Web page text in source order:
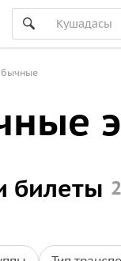
билеты 2